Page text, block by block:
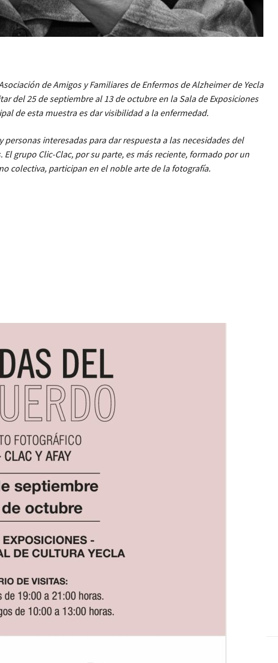
de Amigos y Familiares de Enfermos de Alzheimer de Yecla
del 25 de septiembre al 13 de octubre en la Sala de Exposiciones
de esta muestra es dar visibilidad a la enfermedad.
interesadas para dar respuesta a las necesidades del
grupo Clic-Clac, por su parte, es más reciente, formado por un
colectiva, participan en el noble arte de la fotografía.